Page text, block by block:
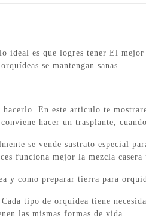
es que logres tener El mejor
se mantengan sanas.
hacerlo. En este articulo te
hacer un trasplante,
se vende sustrato especial
funciona mejor la mezcla casera
y como preparar tierra para
tipo de orquídea tiene
las mismas formas de vida.